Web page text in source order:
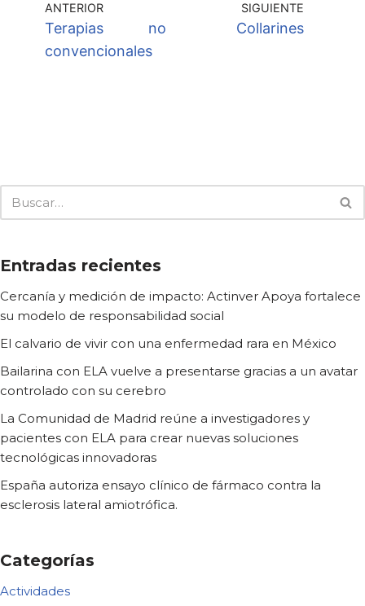
ANTERIOR
Terapias no
convencionales
SIGUIENTE
Collarines
Entradas recientes
Cercanía y medición de impacto: Actinver Apoya fortalece
su modelo de responsabilidad social
El calvario de vivir con una enfermedad rara en México
Bailarina con ELA vuelve a presentarse gracias a un avatar
controlado con su cerebro
La Comunidad de Madrid reúne a investigadores y
pacientes con ELA para crear nuevas soluciones
tecnológicas innovadoras
España autoriza ensayo clínico de fármaco contra la
esclerosis lateral amiotrófica.
Categorías
Actividades